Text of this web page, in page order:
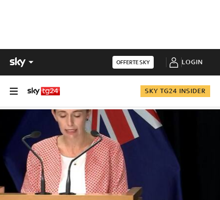
OFFERTE SKY LOGIN
SKY TG24 INSIDER